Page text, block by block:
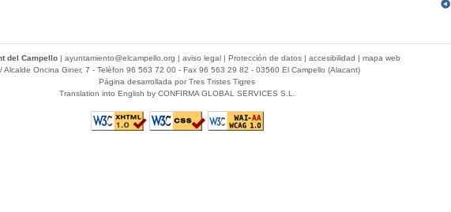
del Campello | ayuntamiento@elcampello.org | aviso legal | Protección de datos | accesibilidad | mapa web
Alcalde Oncina Giner, 7 - Telèfon 96 563 72 00 - Fax 96 563 29 82 - 03560 El Campello (Alacant)
Página desarrollada por Tres Tristes Tigres
Translation into English by CONFIRMA GLOBAL SERVICES S.L.